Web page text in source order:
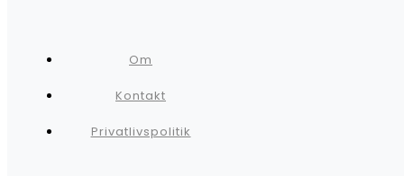
Om
Kontakt
Privatlivspolitik